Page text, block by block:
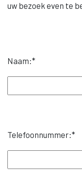
uw bezoek even te
Naam:*
Telefoonnummer:*